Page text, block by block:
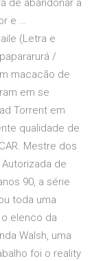
de abandonar a
e …
(Letra e
/
macacão de
em se
Torrent em
qualidade de
Mestre dos
de
90, a série
toda uma
elenco da
Walsh, uma
foi o reality